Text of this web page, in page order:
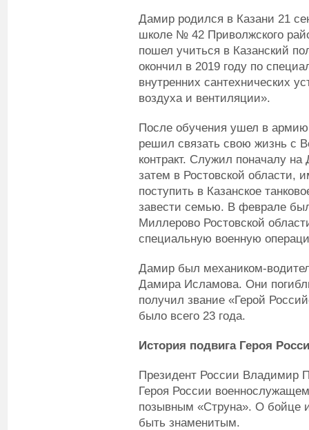
Дамир родился в Казани 21
школе № 42 Приволжского
пошел учиться в Казанский
окончил в 2019 году по
внутренних сантехнических
воздуха и вентиляции».
После обучения ушел в
решил связать свою жизнь с
контракт. Служил поначалу
затем в Ростовской области,
поступить в Казанское
завести семью. В феврале
Миллерово Ростовской
специальную военную
Дамир был механиком-
Дамира Исламова. Они
получил звание «Герой
было всего 23 года.
История подвига Героя
Президент России Владимир
Героя России
позывным «Струна». О бойце
быть знаменитым.